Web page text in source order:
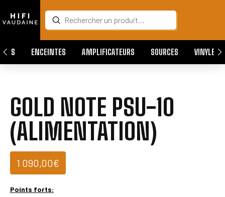
Search
Submit
ENCEINTES AMPLIFICATEURS SOURCES VINYLES
GOLD NOTE PSU-10
(ALIMENTATION)
1 090,00€
Points forts: